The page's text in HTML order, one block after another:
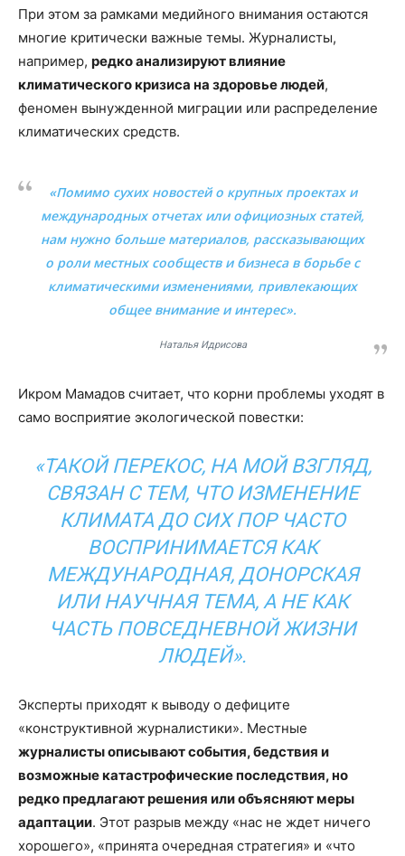
При этом за рамками медийного внимания остаются
многие критически важные темы. Журналисты,
например, редко анализируют влияние
климатического кризиса на здоровье людей,
феномен вынужденной миграции или распределение
климатических средств.
«Помимо сухих новостей о крупных проектах и
международных отчетах или официозных статей,
нам нужно больше материалов, рассказывающих
о роли местных сообществ и бизнеса в борьбе с
климатическими изменениями, привлекающих
общее внимание и интерес».
Наталья Идрисова
Икром Мамадов считает, что корни проблемы уходят в
само восприятие экологической повестки:
«ТАКОЙ ПЕРЕКОС, НА МОЙ ВЗГЛЯД,
СВЯЗАН С ТЕМ, ЧТО ИЗМЕНЕНИЕ
КЛИМАТА ДО СИХ ПОР ЧАСТО
ВОСПРИНИМАЕТСЯ КАК
МЕЖДУНАРОДНАЯ, ДОНОРСКАЯ
ИЛИ НАУЧНАЯ ТЕМА, А НЕ КАК
ЧАСТЬ ПОВСЕДНЕВНОЙ ЖИЗНИ
ЛЮДЕЙ».
Эксперты приходят к выводу о дефиците
«конструктивной журналистики». Местные
журналисты описывают события, бедствия и
возможные катастрофические последствия, но
редко предлагают решения или объясняют меры
адаптации. Этот разрыв между «нас не ждет ничего
хорошего», «принята очередная стратегия» и «что